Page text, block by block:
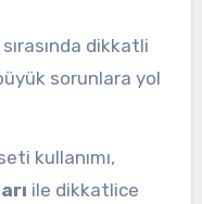
dikkatli
sorunlara yol
kullanımı,
ile dikkatlice